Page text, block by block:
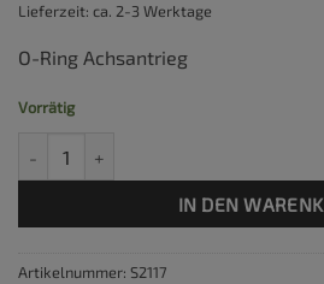
Lieferzeit: ca. 2-3 Werktage
O-Ring Achsantrieg
Vorrätig
IN DEN
Artikelnummer: S2117